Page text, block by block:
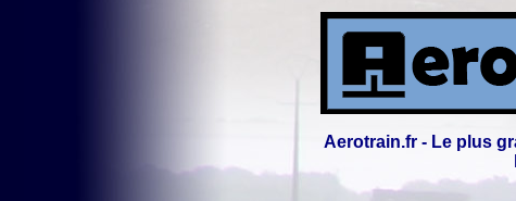
Aerotrain.fr - Le plus